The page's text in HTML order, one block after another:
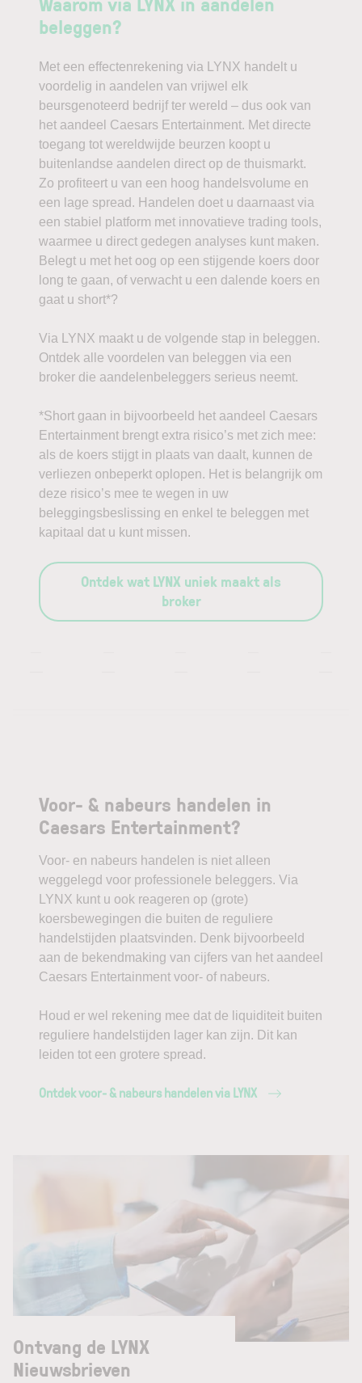
beleggen?
Met een effectenrekening via LYNX handelt u
voordelig in aandelen van vrijwel elk
beursgenoteerd bedrijf ter wereld – dus ook van
het aandeel Caesars Entertainment. Met directe
toegang tot wereldwijde beurzen koopt u
buitenlandse aandelen direct op de thuismarkt.
Zo profiteert u van een hoog handelsvolume en
een lage spread. Handelen doet u daarnaast via
een stabiel platform met innovatieve trading tools,
waarmee u direct gedegen analyses kunt maken.
Belegt u met het oog op een stijgende koers door
long te gaan, of verwacht u een dalende koers en
gaat u short*?
Via LYNX maakt u de volgende stap in beleggen.
Ontdek alle voordelen van beleggen via een
broker die aandelenbeleggers serieus neemt.
*Short gaan in bijvoorbeeld het aandeel Caesars
Entertainment brengt extra risico’s met zich mee:
als de koers stijgt in plaats van daalt, kunnen de
verliezen onbeperkt oplopen. Het is belangrijk om
deze risico’s mee te wegen in uw
beleggingsbeslissing en enkel te beleggen met
kapitaal dat u kunt missen.
Ontdek wat LYNX uniek maakt als
broker
Voor- & nabeurs handelen in
Caesars Entertainment?
Voor- en nabeurs handelen is niet alleen
weggelegd voor professionele beleggers. Via
LYNX kunt u ook reageren op (grote)
koersbewegingen die buiten de reguliere
handelstijden plaatsvinden. Denk bijvoorbeeld
aan de bekendmaking van cijfers van het aandeel
Caesars Entertainment voor- of nabeurs.
Houd er wel rekening mee dat de liquiditeit buiten
reguliere handelstijden lager kan zijn. Dit kan
leiden tot een grotere spread.
Ontdek voor- & nabeurs handelen via LYNX
Ontvang de LYNX
Nieuwsbrieven